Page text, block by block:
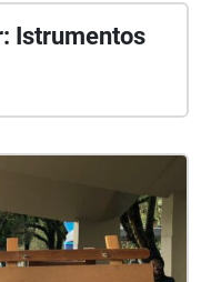
Istrumentos